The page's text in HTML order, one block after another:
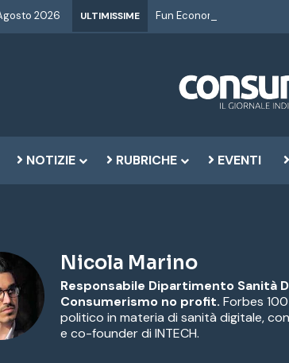
2026 ULTIMISSIME
NOTIZIE RUBRICHE EVENTI
Nicola Marino
Responsabile Dipartimento Sanità
Consumerismo no profit. Forbes
politico in materia di sanità digitale,
e co-founder di INTECH.